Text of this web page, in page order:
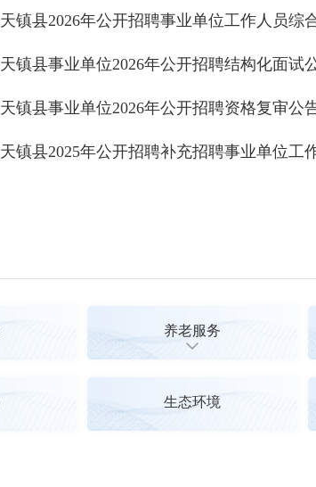
天镇县2026年公开招聘事业单位工作人员综
天镇县事业单位2026年公开招聘结构化面试
天镇县事业单位2026年公开招聘资格复审公
天镇县2025年公开招聘补充招聘事业单位工
养老服务
生态环境